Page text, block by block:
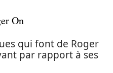
On
qui font de Roger
par rapport à ses